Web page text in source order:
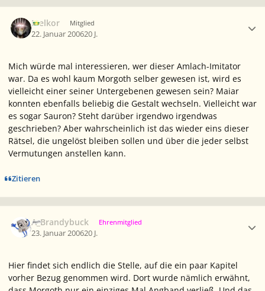
Melkor Mitglied
22. Januar 200620 J.
Mich würde mal interessieren, wer dieser Amlach-Imitator
war. Da es wohl kaum Morgoth selber gewesen ist, wird es
vielleicht einer seiner Untergebenen gewesen sein? Maiar
konnten ebenfalls beliebig die Gestalt wechseln. Vielleicht war
es sogar Sauron? Steht darüber irgendwo irgendwas
geschrieben? Aber wahrscheinlich ist das wieder eins dieser
Rätsel, die ungelöst bleiben sollen und über die jeder selbst
Vermutungen anstellen kann.
Zitieren
A_Brandybuck Ehrenmitglied
23. Januar 200620 J.
Hier findet sich endlich die Stelle, auf die ein paar Kapitel
vorher Bezug genommen wird. Dort wurde nämlich erwähnt,